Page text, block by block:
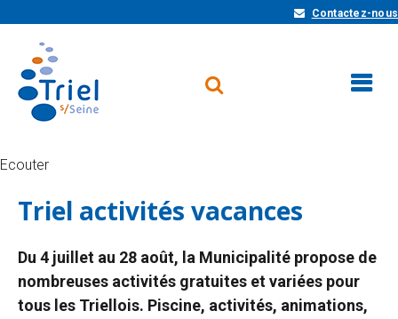
Contactez-nous
Ecouter
Triel activités vacances
Du 4 juillet au 28 août, la Municipalité propose de
nombreuses activités gratuites et variées pour
tous les Triellois. Piscine, activités, animations,